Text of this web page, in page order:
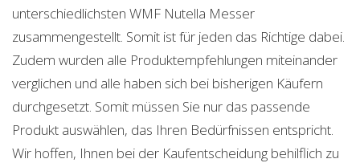
unterschiedlichsten WMF Nutella Messer
zusammengestellt. Somit ist für jeden das Richtige dabei.
Zudem wurden alle Produktempfehlungen miteinander
verglichen und alle haben sich bei bisherigen Käufern
durchgesetzt. Somit müssen Sie nur das passende
Produkt auswählen, das Ihren Bedürfnissen entspricht.
Wir hoffen, Ihnen bei der Kaufentscheidung behilflich zu